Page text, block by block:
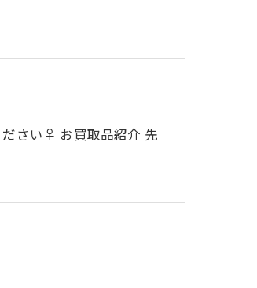
ださい♀ お買取品紹介 先